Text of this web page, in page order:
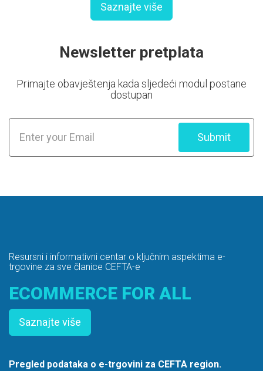
Saznajte više
Newsletter pretplata
Primajte obavještenja kada sljedeći modul postane
dostupan
Submit
Resursni i informativni centar o ključnim aspektima e-
trgovine za sve članice CEFTA-e
ECOMMERCE FOR ALL
Saznajte više
Pregled podataka o e-trgovini za CEFTA region.